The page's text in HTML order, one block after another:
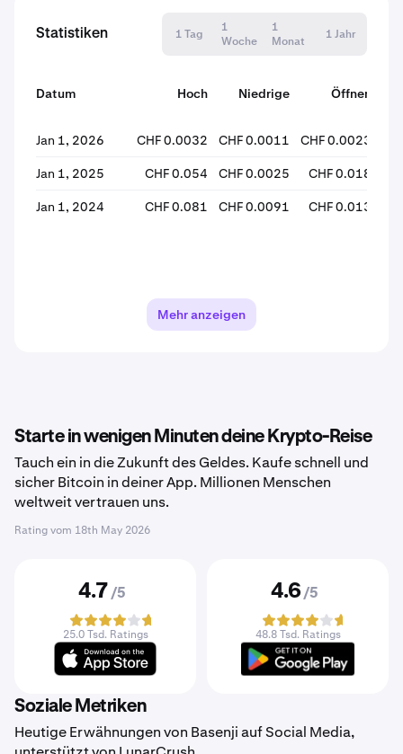
Statistiken 1 Tag
1
Woche
1
Monat
1 Jahr
Datum Hoch Niedrige Öffnen
Jan 1, 2026 CHF 0.0032 CHF 0.0011 CHF 0.0023
Jan 1, 2025 CHF 0.054 CHF 0.0025 CHF 0.018
Jan 1, 2024 CHF 0.081 CHF 0.0091 CHF 0.013
Mehr anzeigen
Starte in wenigen Minuten deine Krypto-Reise
Tauch ein in die Zukunft des Geldes. Kaufe schnell und
sicher Bitcoin in deiner App. Millionen Menschen
weltweit vertrauen uns.
Rating vom 18th May 2026
4.7 /5
25.0 Tsd. Ratings
4.6 /5
48.8 Tsd. Ratings
Soziale Metriken
Heutige Erwähnungen von Basenji auf Social Media,